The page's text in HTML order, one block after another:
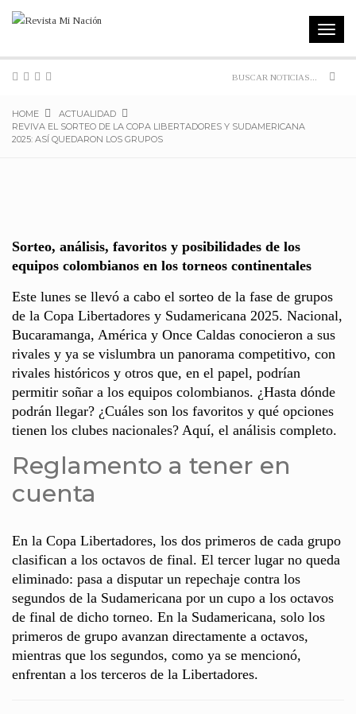
Toggle
HOME
ACTUALIDAD
REVIVA EL SORTEO DE LA COPA LIBERTADORES Y SUDAMERICANA
2025: ASÍ QUEDARON LOS GRUPOS
Sorteo, análisis, favoritos y posibilidades de los
equipos colombianos en los torneos continentales
Este lunes se llevó a cabo el sorteo de la fase de grupos
de la Copa Libertadores y Sudamericana 2025. Nacional,
Bucaramanga, América y Once Caldas conocieron a sus
rivales y ya se vislumbra un panorama competitivo, con
rivales históricos y otros que, en el papel, podrían
permitir soñar a los equipos colombianos. ¿Hasta dónde
podrán llegar? ¿Cuáles son los favoritos y qué opciones
tienen los clubes nacionales? Aquí, el análisis completo.
Reglamento a tener en
cuenta
En la Copa Libertadores, los dos primeros de cada grupo
clasifican a los octavos de final. El tercer lugar no queda
eliminado: pasa a disputar un repechaje contra los
segundos de la Sudamericana por un cupo a los octavos
de final de dicho torneo. En la Sudamericana, solo los
primeros de grupo avanzan directamente a octavos,
mientras que los segundos, como ya se mencionó,
enfrentan a los terceros de la Libertadores.